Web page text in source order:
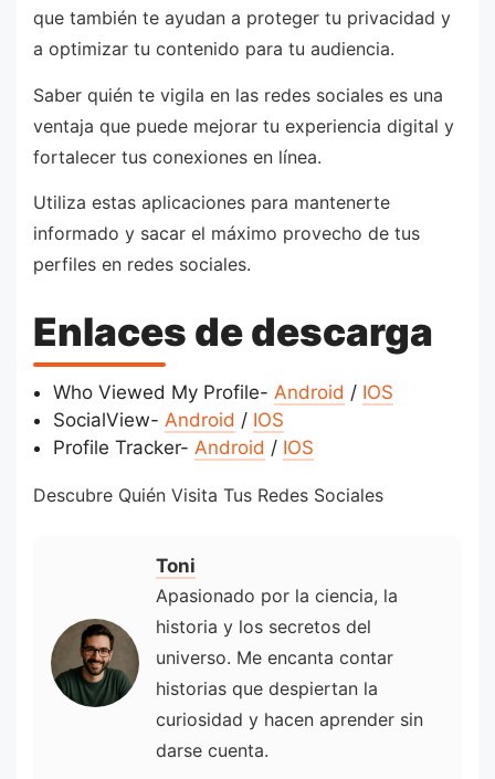
que también te ayudan a proteger tu privacidad y
a optimizar tu contenido para tu audiencia.
Saber quién te vigila en las redes sociales es una
ventaja que puede mejorar tu experiencia digital y
fortalecer tus conexiones en línea.
Utiliza estas aplicaciones para mantenerte
informado y sacar el máximo provecho de tus
perfiles en redes sociales.
Enlaces de descarga
Who Viewed My Profile- Android / IOS
SocialView- Android / IOS
Profile Tracker- Android / IOS
Descubre Quién Visita Tus Redes Sociales
Toni
Apasionado por la ciencia, la
historia y los secretos del
universo. Me encanta contar
historias que despiertan la
curiosidad y hacen aprender sin
darse cuenta.